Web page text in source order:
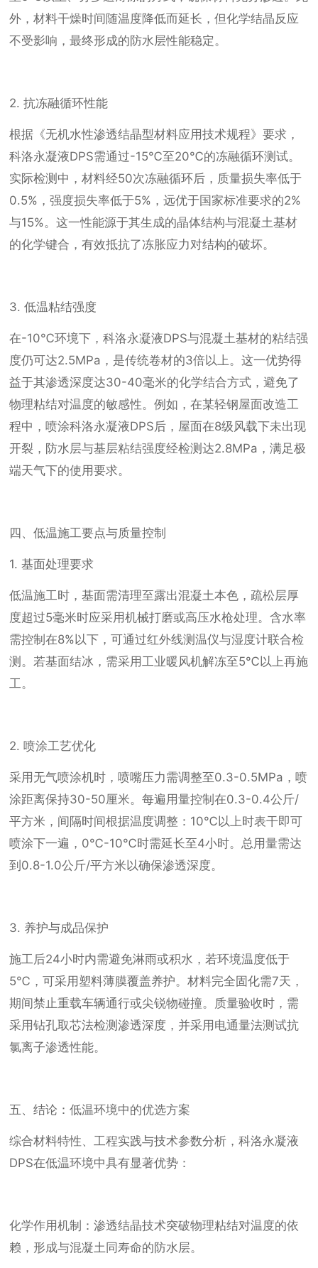
外，材料干燥时间随温度降低而延长，但化学结晶反应
不受影响，最终形成的防水层性能稳定。
2. 抗冻融循环性能
根据《无机水性渗透结晶型材料应用技术规程》要求，
科洛永凝液DPS需通过-15℃至20℃的冻融循环测试。
实际检测中，材料经50次冻融循环后，质量损失率低于
0.5%，强度损失率低于5%，远优于国家标准要求的2%
与15%。这一性能源于其生成的晶体结构与混凝土基材
的化学键合，有效抵抗了冻胀应力对结构的破坏。
3. 低温粘结强度
在-10℃环境下，科洛永凝液DPS与混凝土基材的粘结强
度仍可达2.5MPa，是传统卷材的3倍以上。这一优势得
益于其渗透深度达30-40毫米的化学结合方式，避免了
物理粘结对温度的敏感性。例如，在某轻钢屋面改造工
程中，喷涂科洛永凝液DPS后，屋面在8级风载下未出现
开裂，防水层与基层粘结强度经检测达2.8MPa，满足极
端天气下的使用要求。
四、低温施工要点与质量控制
1. 基面处理要求
低温施工时，基面需清理至露出混凝土本色，疏松层厚
度超过5毫米时应采用机械打磨或高压水枪处理。含水率
需控制在8%以下，可通过红外线测温仪与湿度计联合检
测。若基面结冰，需采用工业暖风机解冻至5℃以上再施
工。
2. 喷涂工艺优化
采用无气喷涂机时，喷嘴压力需调整至0.3-0.5MPa，喷
涂距离保持30-50厘米。每遍用量控制在0.3-0.4公斤/
平方米，间隔时间根据温度调整：10℃以上时表干即可
喷涂下一遍，0℃-10℃时需延长至4小时。总用量需达
到0.8-1.0公斤/平方米以确保渗透深度。
3. 养护与成品保护
施工后24小时内需避免淋雨或积水，若环境温度低于
5℃，可采用塑料薄膜覆盖养护。材料完全固化需7天，
期间禁止重载车辆通行或尖锐物碰撞。质量验收时，需
采用钻孔取芯法检测渗透深度，并采用电通量法测试抗
氯离子渗透性能。
五、结论：低温环境中的优选方案
综合材料特性、工程实践与技术参数分析，科洛永凝液
DPS在低温环境中具有显著优势：
化学作用机制：渗透结晶技术突破物理粘结对温度的依
赖，形成与混凝土同寿命的防水层。